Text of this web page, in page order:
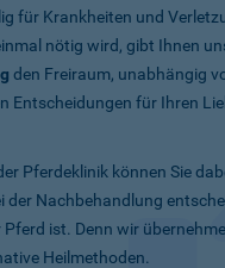
für Krankheiten und
nötig wird, gibt Ihnen
den Freiraum, unabhängig
Entscheidungen für Ihren
Pferdeklinik können Sie
der Nachbehandlung
ist. Denn wir
Heilmethoden.